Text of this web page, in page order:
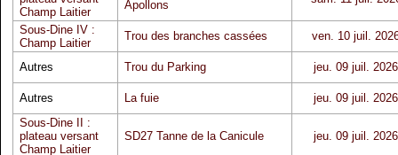
Champ Laitier
Apollons
Sous-Dine IV :
Champ Laitier
Trou des branches cassées ven. 10 juil.
Autres Trou du Parking jeu. 09 juil. 2026
Autres La fuie
jeu. 09 juil. 2026
Sous-Dine II :
plateau versant
Champ Laitier
SD27 Tanne de la Canicule jeu. 09 juil. 2026